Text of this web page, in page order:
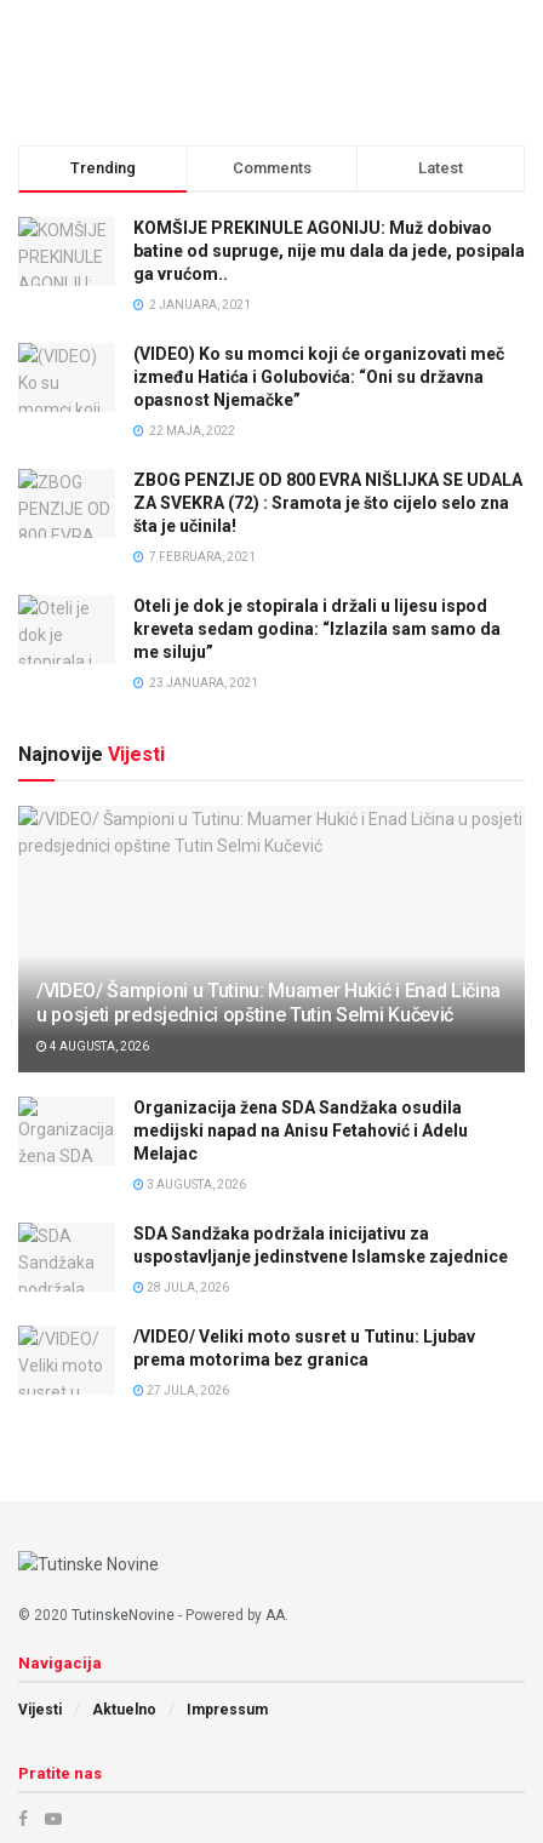
Trending Comments Latest
KOMŠIJE PREKINULE AGONIJU: Muž dobivao
batine od supruge, nije mu dala da jede, posipala
ga vrućom..
2 JANUARA, 2021
(VIDEO) Ko su momci koji će organizovati meč
između Hatića i Golubovića: “Oni su državna
opasnost Njemačke”
22 MAJA, 2022
ZBOG PENZIJE OD 800 EVRA NIŠLIJKA SE UDALA
ZA SVEKRA (72) : Sramota je što cijelo selo zna
šta je učinila!
7 FEBRUARA, 2021
Oteli je dok je stopirala i držali u lijesu ispod
kreveta sedam godina: “Izlazila sam samo da
me siluju”
23 JANUARA, 2021
Najnovije Vijesti
/VIDEO/ Šampioni u Tutinu: Muamer Hukić i Enad Ličina
u posjeti predsjednici opštine Tutin Selmi Kučević
4 AUGUSTA, 2026
Organizacija žena SDA Sandžaka osudila
medijski napad na Anisu Fetahović i Adelu
Melajac
3 AUGUSTA, 2026
SDA Sandžaka podržala inicijativu za
uspostavljanje jedinstvene Islamske zajednice
28 JULA, 2026
/VIDEO/ Veliki moto susret u Tutinu: Ljubav
prema motorima bez granica
27 JULA, 2026
© 2020 TutinskeNovine - Powered by AA.
Navigacija
Vijesti Aktuelno Impressum
Pratite nas